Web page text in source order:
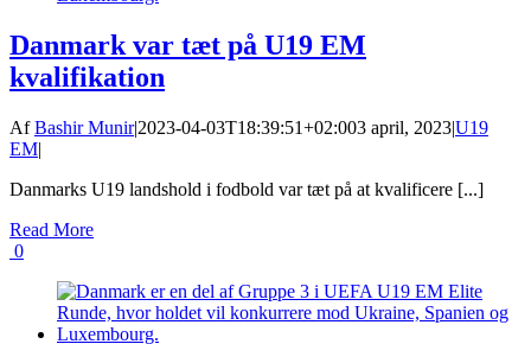
Danmark var tæt på U19 EM
kvalifikation
AfBashir Munir|2023-04-03T18:39:51+02:003 april, 2023|U19
EM|
Danmarks U19 landshold i fodbold var tæt på at kvalificere [...]
Read More
0